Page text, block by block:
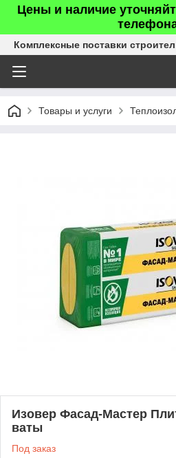
Цены и наличие
Комплексные поставки
Товары и услуги
Изовер Фасад-Мастер
ваты
Под заказ